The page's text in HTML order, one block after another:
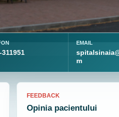
311951
EMAIL
m
FEEDBACK
Opinia pacientului